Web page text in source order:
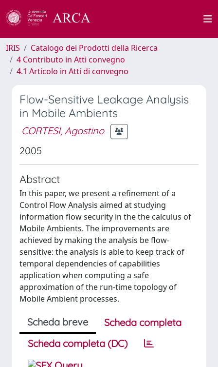
IRIS
Catalogo dei Prodotti della Ricerca
4 Contributo in Atti convegno
4.1 Articolo in Atti di convegno
Flow-Sensitive Leakage Analysis
in Mobile Ambients
CORTESI, Agostino
2005
Abstract
In this paper, we present a refinement of a
Control Flow Analysis aimed at studying
information flow security in the the calculus of
Mobile Ambients. The improvements are
achieved by making the analysis be flow-
sensitive: the analysis is able to keep track of
temporal dependencies of capabilities
application when computing a safe
approximation of the run-time topology of
Mobile Ambient processes.
Scheda breve
Scheda completa
Scheda completa (DC)